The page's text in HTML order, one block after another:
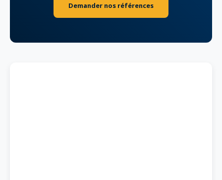
Demander nos références